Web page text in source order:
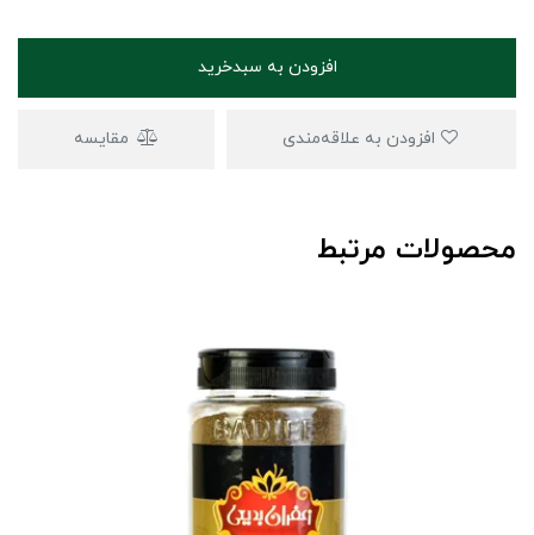
افزودن به سبدخرید
مقایسه
محصولات مرتبط